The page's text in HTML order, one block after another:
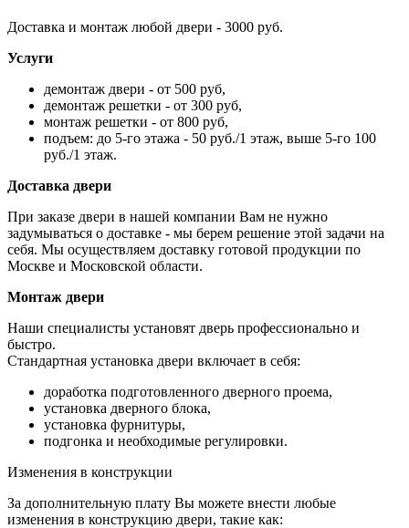
Доставка и монтаж любой двери - 3000 руб.
Услуги
демонтаж двери - от 500 руб,
демонтаж решетки - от 300 руб,
монтаж решетки - от 800 руб,
подъем: до 5-го этажа - 50 руб./1 этаж, выше 5-го 100
руб./1 этаж.
Доставка двери
При заказе двери в нашей компании Вам не нужно
задумываться о доставке - мы берем решение этой задачи на
себя. Мы осуществляем доставку готовой продукции по
Москве и Московской области.
Монтаж двери
Наши специалисты установят дверь профессионально и
быстро.
Стандартная установка двери включает в себя:
доработка подготовленного дверного проема,
установка дверного блока,
установка фурнитуры,
подгонка и необходимые регулировки.
Изменения в конструкции
За дополнительную плату Вы можете внести любые
изменения в конструкцию двери, такие как: